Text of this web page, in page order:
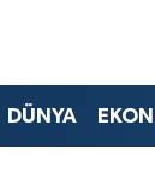
DÜNYA